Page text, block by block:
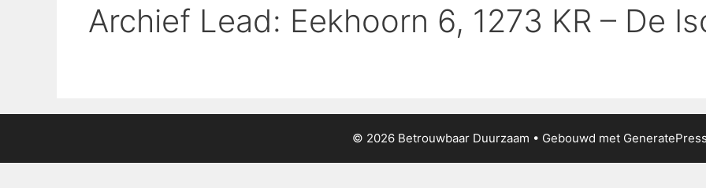
Archief Lead: Eekhoorn 6, 1273 KR – De
© 2026 Betrouwbaar Duurzaam • Gebouwd met